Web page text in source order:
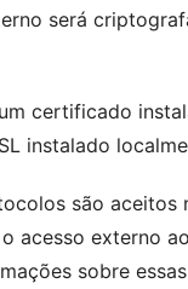
será
certificado
instalado
são aceitos
acesso externo ao
sobre essas